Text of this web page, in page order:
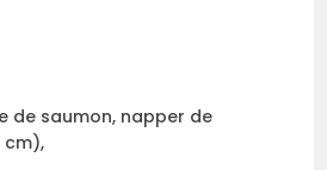
de saumon, napper de
cm),